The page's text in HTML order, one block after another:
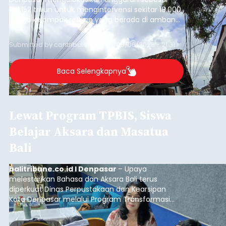
Rp1,152 triliun untuk mengintervensi sekitar 18.000
warga kelompok rentan yang berada di ambang
garis kemiskinan. Langkah strategis ini diambil
guna menjaga masyarakat yang berada pada
kelompok desil 5 dan 6 tersebut agar tidak
merosot ke kategori miskin.
Submitted by contributor Thu, 08/06/2026 - 21:31
Baca Selengkapnya
Lewat Program TPBIS, Siswa
Belajar Aksara dan Masatua
Bali
balitribune.co.id I Denpasar – Upaya
melestarikan Bahasa dan Aksara Bali terus
diperkuat Dinas Perpustakaan dan Kearsipan
Kota Denpasar melalui Program Transformasi
Perpustakaan Berbasis Inklusi Sosial (TPBIS).
Tahun ini, sebanyak 63 siswa kelas IV dan V SD